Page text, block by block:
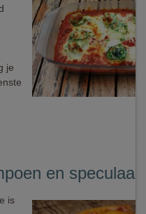
je
en speculaas
is